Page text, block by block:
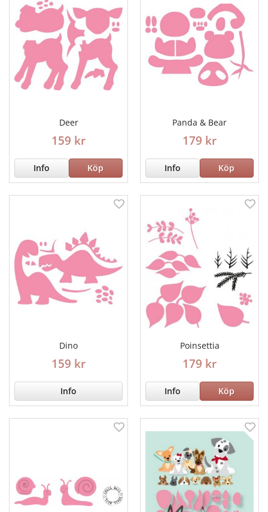
Deer
159 kr
Info Köp
Panda & Bear
179 kr
Info Köp
Dino
159 kr
Info
Poinsettia
179 kr
Info Köp